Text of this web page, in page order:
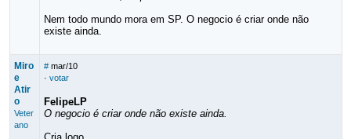
Nem todo mundo mora em SP. O negocio é criar onde não
existe ainda.
Miro
e
Atir
o
Veter
ano
# mar/10
· votar
FelipeLP
O negocio é criar onde não existe ainda.